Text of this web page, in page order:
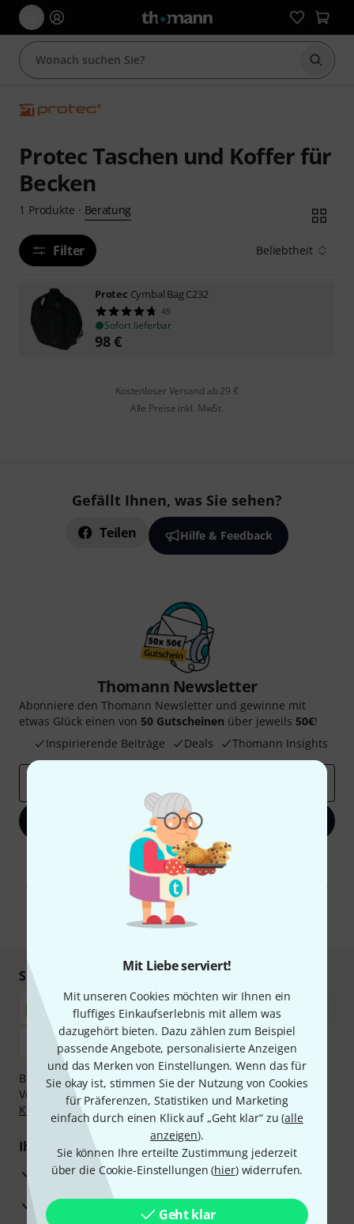
Mit Liebe serviert!
Mit unseren Cookies möchten wir Ihnen ein
fluffiges Einkaufserlebnis mit allem was
dazugehört bieten. Dazu zählen zum Beispiel
passende Angebote, personalisierte Anzeigen
und das Merken von Einstellungen. Wenn das für
Sie okay ist, stimmen Sie der Nutzung von Cookies
für Präferenzen, Statistiken und Marketing
einfach durch einen Klick auf „Geht klar“ zu (alle
anzeigen).
Sie können Ihre erteilte Zustimmung jederzeit
über die Cookie-Einstellungen (hier) widerrufen.
Geht klar
Suche
Protec Taschen und Koffer für
Becken
1 Produkte · Beratung
Filter Beliebtheit
Protec Cymbal Bag C232
49
Sofort lieferbar
98€
Kostenloser Versand ab 29 €
Alle Preise inkl. MwSt.
Gefällt Ihnen, was Sie sehen?
Teilen Hilfe & Feedback
Thomann Newsletter
Abonniere den Thomann Newsletter und gewinne mit
etwas Glück einen von 50 Gutscheinen über jeweils 50€!
Inspirierende Beiträge
Deals Thomann Insights
Jetzt anmelden
Mit Klick auf „Jetzt anmelden“ stimmen Sie dem Erhalt von E-Mail-
Werbung und einer Messung des E-Mail-Nutzungsverhaltens zu. Die
Abmeldung ist jederzeit möglich. Weitere Informationen finden Sie in
unseren
Datenschutzhinweisen
* Pflichtfeld
Sicher einkaufen & bezahlen
Bezahlen Sie vertraulich und sicher per Nachnahme,
Vorkasse, PayPal, Amazon Pay, Klarna Sofort bezahlen
Klarna Ratenzahlungoder Kreditkarte.
Ihre Vorteile
3 Jahre Thomann Garantie
30 Tage Money-Back-Garantie